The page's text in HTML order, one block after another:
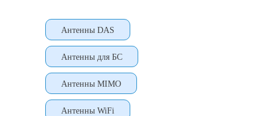
Антенны DAS
Антенны для БС
Антенны MIMO
Антенны WiFi